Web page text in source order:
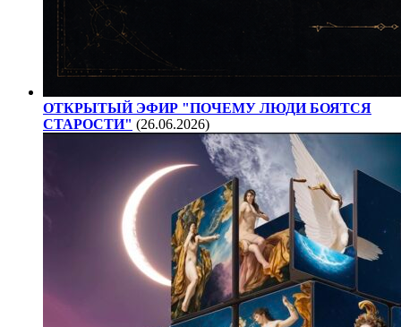
ОТКРЫТЫЙ ЭФИР "ПОЧЕМУ ЛЮДИ БОЯТСЯ
СТАРОСТИ" (26.06.2026)